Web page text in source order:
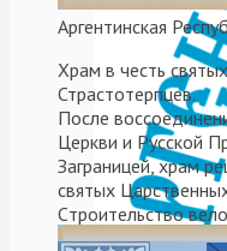
Аргентинская
Храм в честь
Страстотерпцев.
После
Церкви и Русской
Заграницей, храм
святых
Cтроительствo
митрополите